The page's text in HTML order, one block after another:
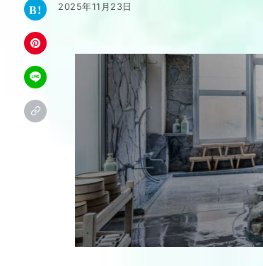
2025年11月23日